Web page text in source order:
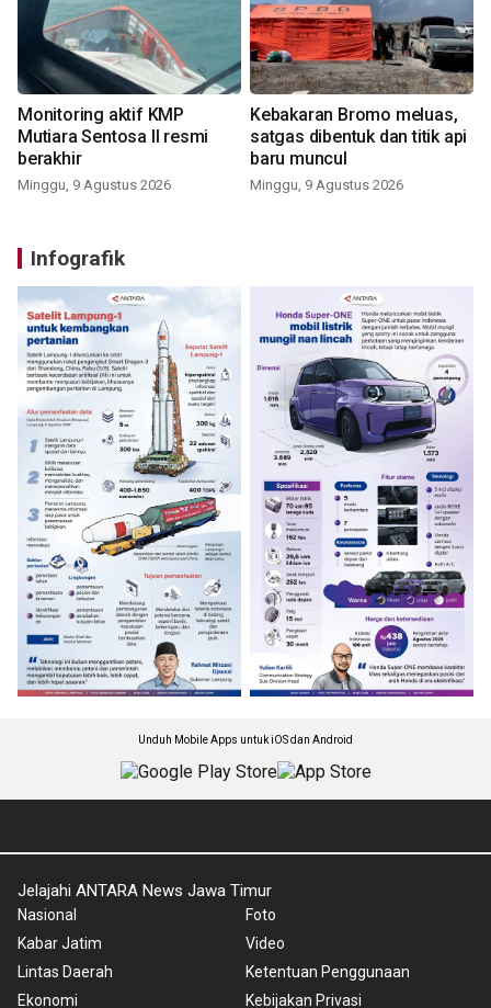
Monitoring aktif KMP
Mutiara Sentosa II resmi
berakhir
Minggu, 9 Agustus 2026
Kebakaran Bromo meluas,
satgas dibentuk dan titik api
baru muncul
Minggu, 9 Agustus 2026
Infografik
Unduh Mobile Apps untuk iOS dan Android
Jelajahi ANTARA News Jawa Timur
Nasional
Kabar Jatim
Lintas Daerah
Ekonomi
Foto
Video
Ketentuan Penggunaan
Kebijakan Privasi